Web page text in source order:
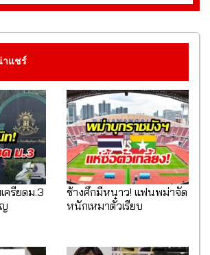
าแชร์
ครียดม.3
ช้างศึกมีหนาว! แฟนพม่าจัด
หนักเหมาตั๋วเรียบ